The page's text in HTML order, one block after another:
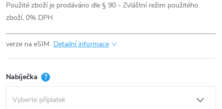
Použité zboží je prodáváno dle § 90 - Zvláštní režim použitého
zboží, 0% DPH
verze na eSIM Detailní informace
Nabíječka ?